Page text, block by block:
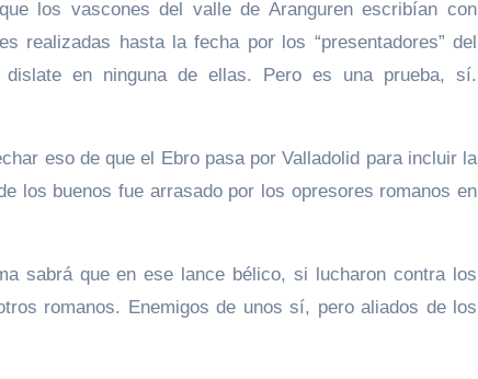
los vascones del valle de Aranguren escribían con
realizadas hasta la fecha por los “presentadores” del
dislate en ninguna de ellas. Pero es una prueba, sí.
eso de que el Ebro pasa por Valladolid para incluir la
los buenos fue arrasado por los opresores romanos en
sabrá que en ese lance bélico, si lucharon contra los
romanos. Enemigos de unos sí, pero aliados de los